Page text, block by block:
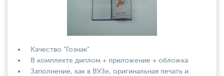
Качество "Гознак"
В комплекте диплом + приложение + обложка
Заполнение, как в ВУЗе, оригинальная печать и